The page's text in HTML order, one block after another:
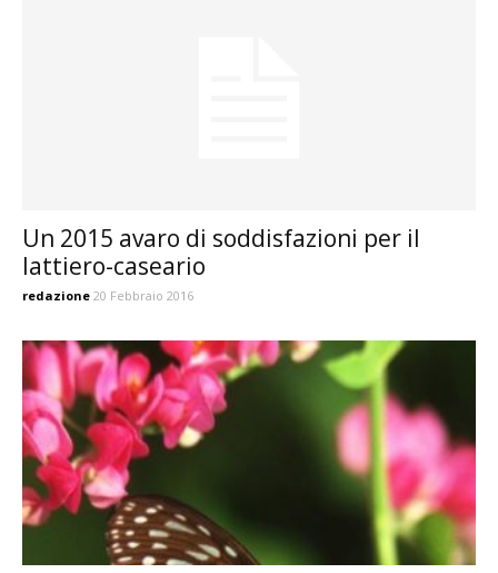
Un 2015 avaro di soddisfazioni per il
lattiero-caseario
redazione 20 Febbraio 2016